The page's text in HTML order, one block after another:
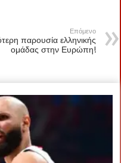
Επόμενο
παρουσία ελληνικής
ομάδας στην Ευρώπη!